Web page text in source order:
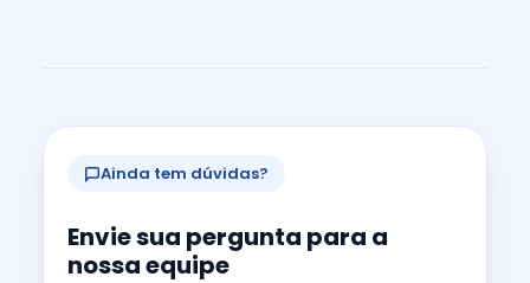
Ainda tem dúvidas?
Envie sua pergunta para a
nossa equipe